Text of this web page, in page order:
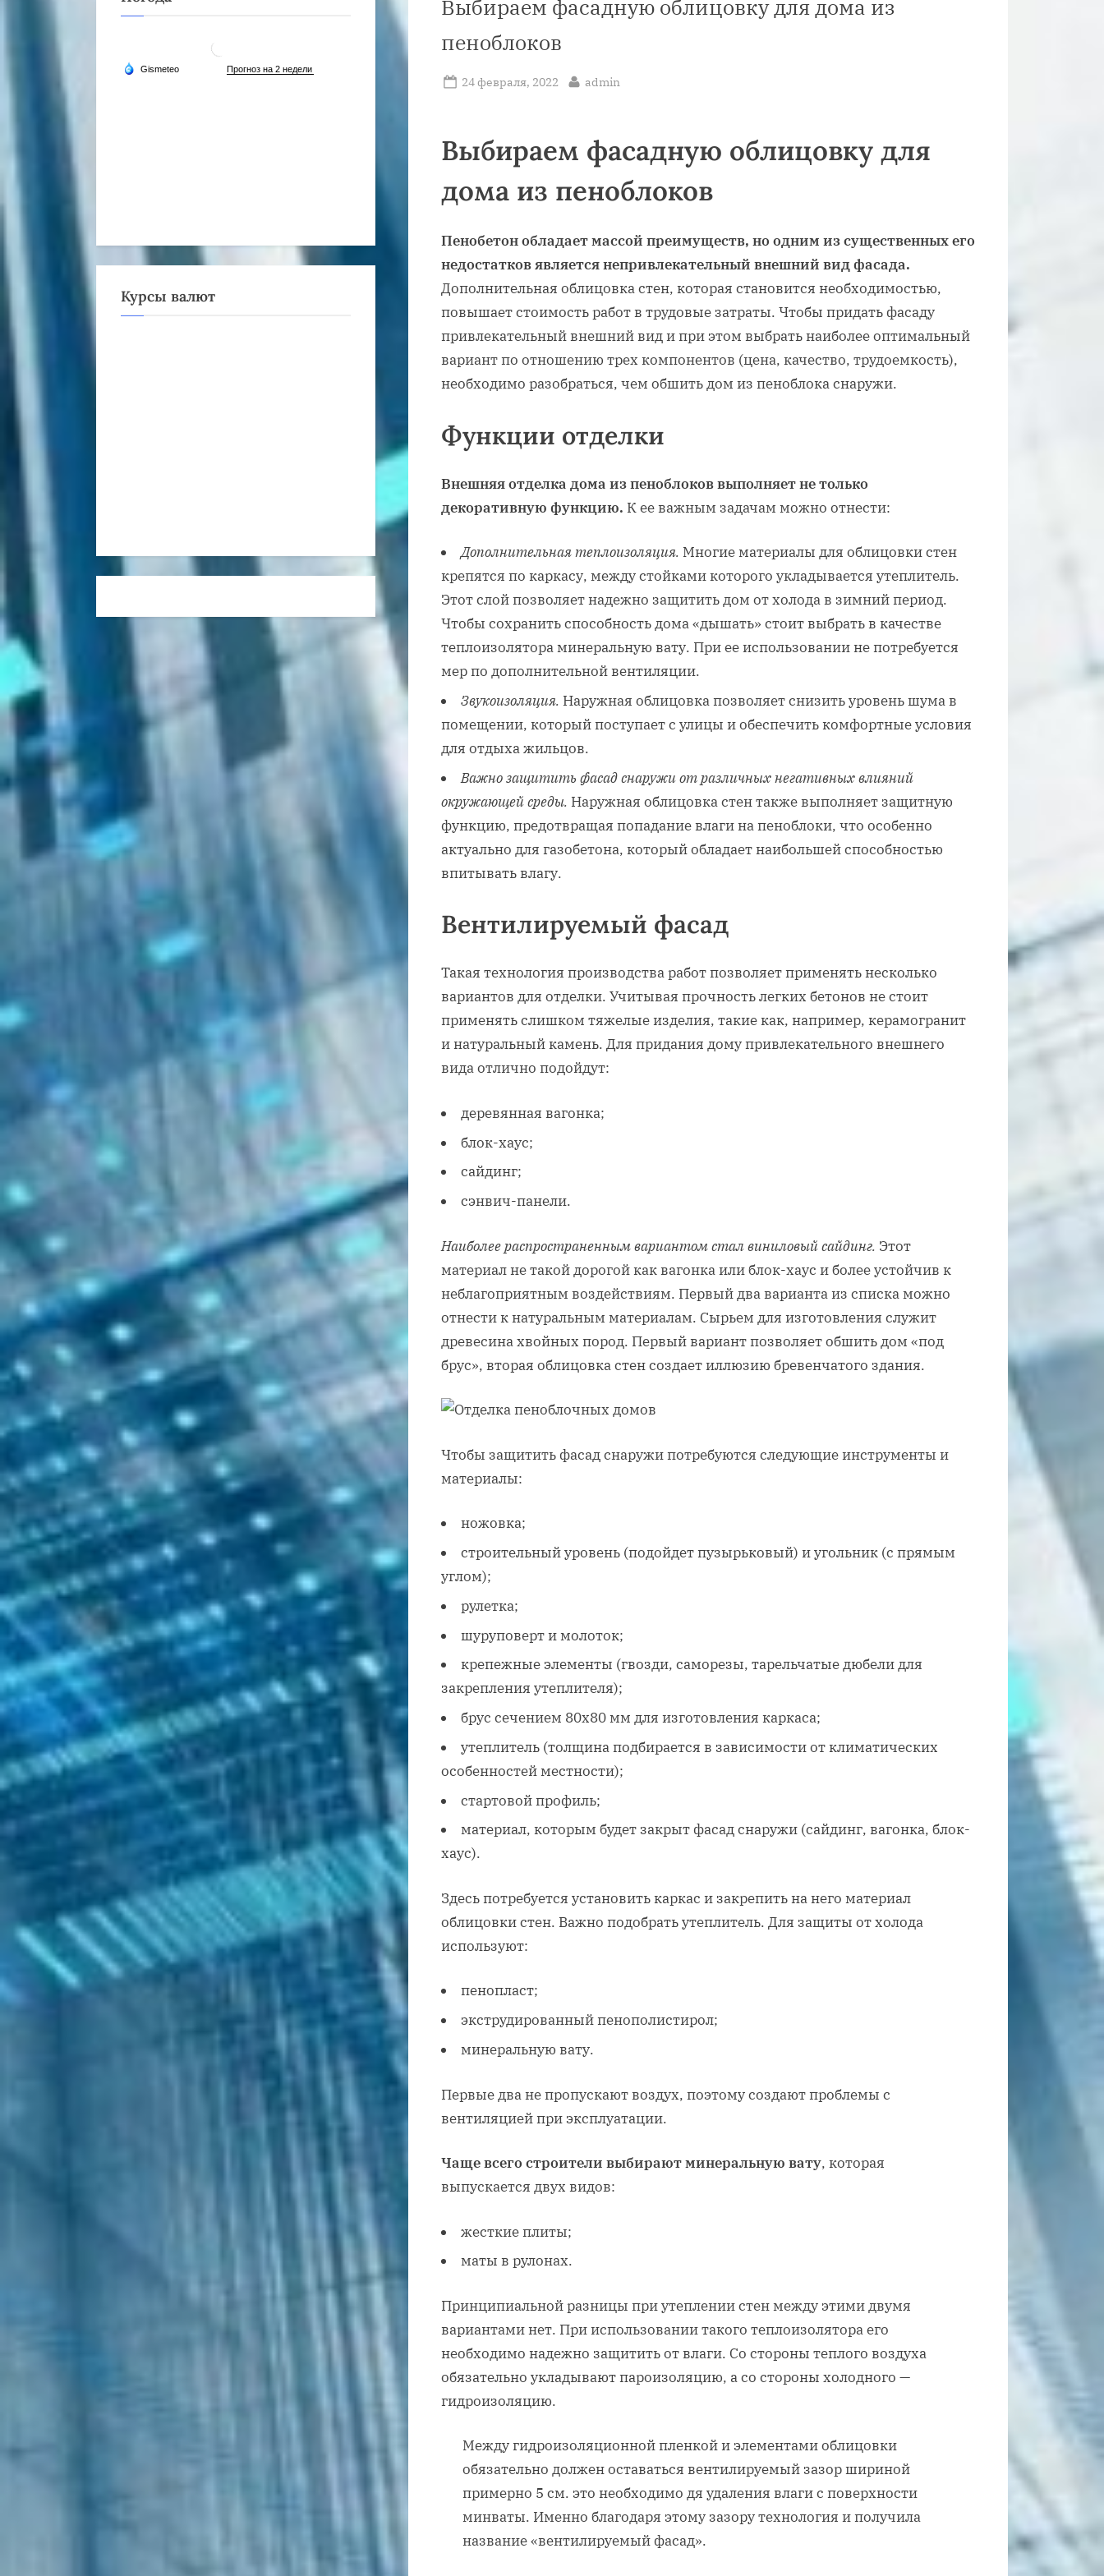
Выбираем фасадную облицовку для дома из
пеноблоков
Posted
24 февраля, 2022 By
admin
Выбираем фасадную облицовку для
дома из пеноблоков
Пенобетон обладает массой преимуществ, но одним из существенных его
недостатков является непривлекательный внешний вид фасада.
Дополнительная облицовка стен, которая становится необходимостью,
повышает стоимость работ в трудовые затраты. Чтобы придать фасаду
привлекательный внешний вид и при этом выбрать наиболее оптимальный
вариант по отношению трех компонентов (цена, качество, трудоемкость),
необходимо разобраться, чем обшить дом из пеноблока снаружи.
Функции отделки
Внешняя отделка дома из пеноблоков выполняет не только
декоративную функцию. К ее важным задачам можно отнести:
Дополнительная теплоизоляция. Многие материалы для облицовки стен
крепятся по каркасу, между стойками которого укладывается утеплитель.
Этот слой позволяет надежно защитить дом от холода в зимний период.
Чтобы сохранить способность дома «дышать» стоит выбрать в качестве
теплоизолятора минеральную вату. При ее использовании не потребуется
мер по дополнительной вентиляции.
Звукоизоляция. Наружная облицовка позволяет снизить уровень шума в
помещении, который поступает с улицы и обеспечить комфортные условия
для отдыха жильцов.
Важно защитить фасад снаружи от различных негативных влияний
окружающей среды. Наружная облицовка стен также выполняет защитную
функцию, предотвращая попадание влаги на пеноблоки, что особенно
актуально для газобетона, который обладает наибольшей способностью
впитывать влагу.
Вентилируемый фасад
Такая технология производства работ позволяет применять несколько
вариантов для отделки. Учитывая прочность легких бетонов не стоит
применять слишком тяжелые изделия, такие как, например, керамогранит
и натуральный камень. Для придания дому привлекательного внешнего
вида отлично подойдут:
деревянная вагонка;
блок-хаус;
сайдинг;
сэнвич-панели.
Наиболее распространенным вариантом стал виниловый сайдинг. Этот
материал не такой дорогой как вагонка или блок-хаус и более устойчив к
неблагоприятным воздействиям. Первый два варианта из списка можно
отнести к натуральным материалам. Сырьем для изготовления служит
древесина хвойных пород. Первый вариант позволяет обшить дом «под
брус», вторая облицовка стен создает иллюзию бревенчатого здания.
Чтобы защитить фасад снаружи потребуются следующие инструменты и
материалы:
ножовка;
строительный уровень (подойдет пузырьковый) и угольник (с прямым
углом);
рулетка;
шуруповерт и молоток;
крепежные элементы (гвозди, саморезы, тарельчатые дюбели для
закрепления утеплителя);
брус сечением 80х80 мм для изготовления каркаса;
утеплитель (толщина подбирается в зависимости от климатических
особенностей местности);
стартовой профиль;
материал, которым будет закрыт фасад снаружи (сайдинг, вагонка, блок-
хаус).
Здесь потребуется установить каркас и закрепить на него материал
облицовки стен. Важно подобрать утеплитель. Для защиты от холода
используют:
пенопласт;
экструдированный пенополистирол;
минеральную вату.
Первые два не пропускают воздух, поэтому создают проблемы с
вентиляцией при эксплуатации.
Чаще всего строители выбирают минеральную вату, которая
выпускается двух видов:
жесткие плиты;
маты в рулонах.
Принципиальной разницы при утеплении стен между этими двумя
вариантами нет. При использовании такого теплоизолятора его
необходимо надежно защитить от влаги. Со стороны теплого воздуха
обязательно укладывают пароизоляцию, а со стороны холодного —
гидроизоляцию.
Между гидроизоляционной пленкой и элементами облицовки
обязательно должен оставаться вентилируемый зазор шириной
примерно 5 см. это необходимо дя удаления влаги с поверхности
минваты. Именно благодаря этому зазору технология и получила
название «вентилируемый фасад».
Курсы валют